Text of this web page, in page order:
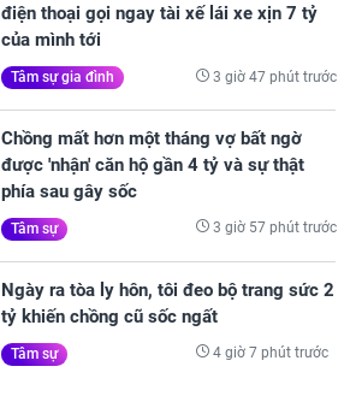
điện thoại gọi ngay tài xế lái xe xịn 7 tỷ
của mình tới
Tâm sự gia đình 3 giờ 47 phút trước
Chồng mất hơn một tháng vợ bất ngờ
được 'nhận' căn hộ gần 4 tỷ và sự thật
phía sau gây sốc
Tâm sự 3 giờ 57 phút trước
Ngày ra tòa ly hôn, tôi đeo bộ trang sức 2
tỷ khiến chồng cũ sốc ngất
Tâm sự 4 giờ 7 phút trước